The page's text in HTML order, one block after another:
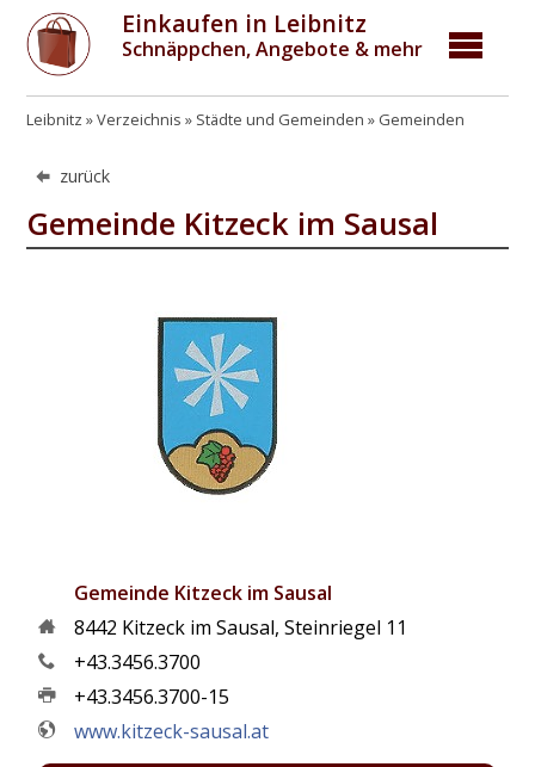
Einkaufen in Leibnitz
Schnäppchen, Angebote & mehr
Leibnitz Verzeichnis Städte und Gemeinden Gemeinden
zurück
Gemeinde Kitzeck im Sausal
Gemeinde Kitzeck im Sausal
8442 Kitzeck im Sausal,Steinriegel 11
+43.3456.3700
+43.3456.3700-15
www.kitzeck-sausal.at